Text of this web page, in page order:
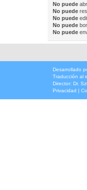
No puede
No puede
No puede
No puede
No puede
Desarrollado
Traducción al
Director: Dr.
Privacidad |